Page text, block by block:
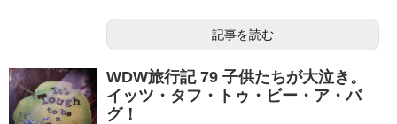
記事を読む
WDW旅行記 79 子供たちが大泣き。
イッツ・タフ・トゥ・ビー・ア・バ
グ！